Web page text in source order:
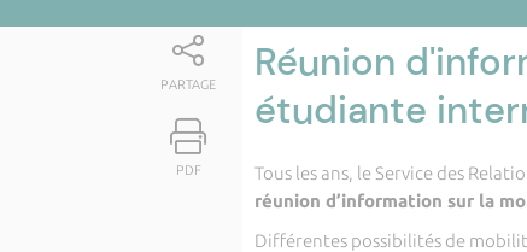
PARTAGE
PDF
Réunion
étudiante
Tous les ans, le Service des
réunion d’information sur la
Différentes possibilités de